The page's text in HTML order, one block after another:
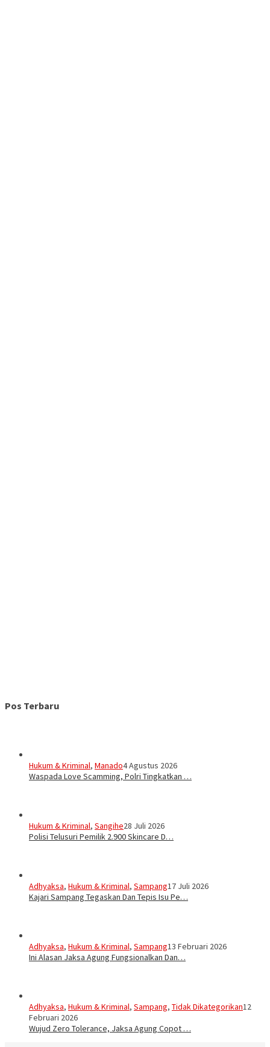
Pos Terbaru
Hukum & Kriminal, Manado4 Agustus 2026
Waspada Love Scamming, Polri Tingkatkan …
Hukum & Kriminal, Sangihe28 Juli 2026
Polisi Telusuri Pemilik 2.900 Skincare D…
Adhyaksa, Hukum & Kriminal, Sampang17 Juli 2026
Kajari Sampang Tegaskan Dan Tepis Isu Pe…
Adhyaksa, Hukum & Kriminal, Sampang13 Februari 2026
Ini Alasan Jaksa Agung Fungsionalkan Dan…
Adhyaksa, Hukum & Kriminal, Sampang, Tidak Dikategorikan12
Februari 2026
Wujud Zero Tolerance, Jaksa Agung Copot …